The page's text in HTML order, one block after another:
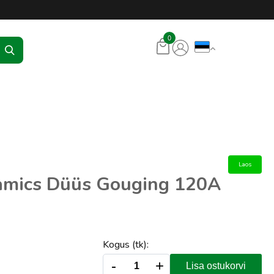
0
Laos
Düüs Gouging 120A
Kogus (tk):
- + Lisa ostukorvi